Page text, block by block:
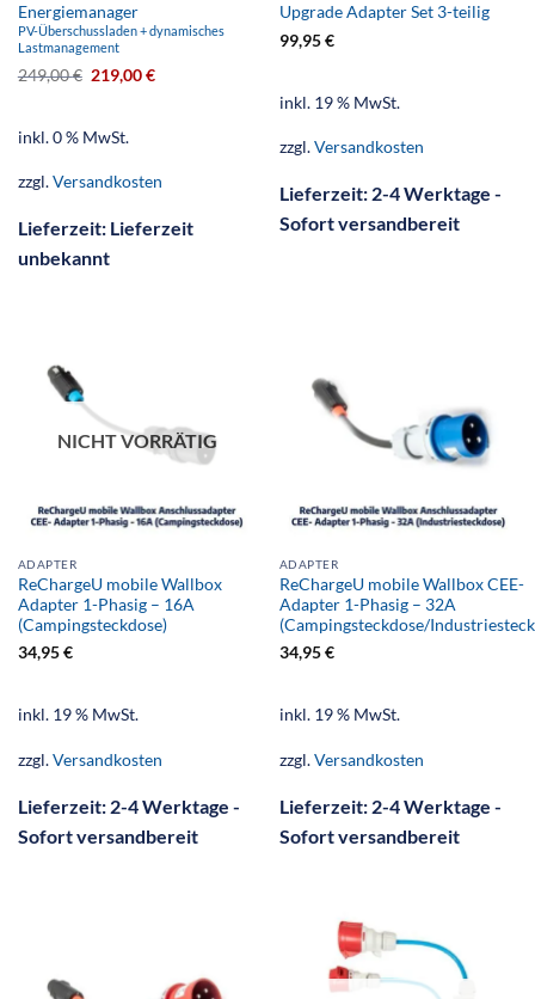
Energiemanager
PV-Überschussladen + dynamisches
Lastmanagement
249,00€ 219,00€
inkl. 0 % MwSt.
zzgl.Versandkosten
Lieferzeit: Lieferzeit
unbekannt
Upgrade Adapter Set 3-teilig
99,95€
inkl. 19 % MwSt.
zzgl.Versandkosten
Lieferzeit: 2-4 Werktage -
Sofort versandbereit
NICHT VORRÄTIG
ADAPTER
ReChargeU mobile Wallbox
Adapter 1-Phasig – 16A
(Campingsteckdose)
34,95€
inkl. 19 % MwSt.
zzgl.Versandkosten
Lieferzeit: 2-4 Werktage -
Sofort versandbereit
ADAPTER
ReChargeU mobile Wallbox CEE-
Adapter 1-Phasig – 32A
(Campingsteckdose/
34,95€
inkl. 19 % MwSt.
zzgl.Versandkosten
Lieferzeit: 2-4 Werktage -
Sofort versandbereit